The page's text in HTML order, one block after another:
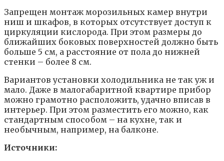
Запрещен монтаж морозильных камер внутри
ниш и шкафов, в которых отсутствует доступ к
циркуляции кислорода. При этом размеры до
ближайших боковых поверхностей должно быть
больше 5 см, а расстояние от пола до нижней
стенки – более 8 см.
Вариантов установки холодильника не так уж и
мало. Даже в малогабаритной квартире прибор
можно грамотно расположить, удачно вписав в
интерьер. При этом разместить его можно, как
стандартным способом – на кухне, так и
необычным, например, на балконе.
Источники: